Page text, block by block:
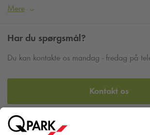
Mere
Har du spørgsmål?
Du kan kontakte os mandag - fredag på
Kontakt os